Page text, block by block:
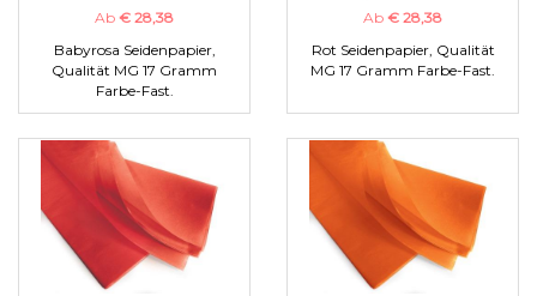
Ab € 28,38
Babyrosa Seidenpapier,
Qualität MG 17 Gramm
Farbe-Fast.
Ab € 28,38
Rot Seidenpapier, Qualität
MG 17 Gramm Farbe-Fast.